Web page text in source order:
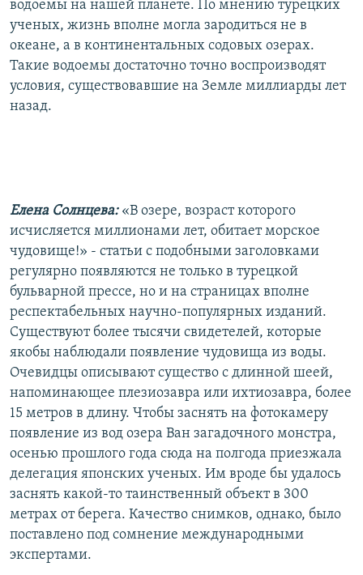
водоемы на нашей планете. По мнению турецких
ученых, жизнь вполне могла зародиться не в
океане, а в континентальных содовых озерах.
Такие водоемы достаточно точно воспроизводят
условия, существовавшие на Земле миллиарды лет
назад.
Елена Солнцева: «В озере, возраст которого
исчисляется миллионами лет, обитает морское
чудовище!» - статьи с подобными заголовками
регулярно появляются не только в турецкой
бульварной прессе, но и на страницах вполне
респектабельных научно-популярных изданий.
Существуют более тысячи свидетелей, которые
якобы наблюдали появление чудовища из воды.
Очевидцы описывают существо с длинной шеей,
напоминающее плезиозавра или ихтиозавра, более
15 метров в длину. Чтобы заснять на фотокамеру
появление из вод озера Ван загадочного монстра,
осенью прошлого года сюда на полгода приезжала
делегация японских ученых. Им вроде бы удалось
заснять какой-то таинственный объект в 300
метрах от берега. Качество снимков, однако, было
поставлено под сомнение международными
экспертами.